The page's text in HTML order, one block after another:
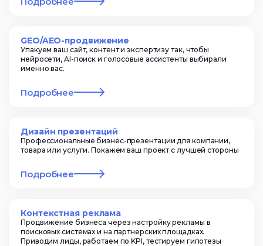
GEO/AEO-продвижение
Упакуем ваш сайт, контент и экспертизу так, чтобы
нейросети, AI-поиск и голосовые ассистенты выбирали
именно вас.
Подробнее
Дизайн презентаций
Профессиональные бизнес-презентации для компании,
товара или услуги. Покажем ваш проект с лучшей стороны
Подробнее
Контекстная реклама
Продвижение бизнеса через настройку рекламы в
поисковых системах и на партнерских площадках.
Приводим лиды, работаем по KPI, тестируем гипотезы